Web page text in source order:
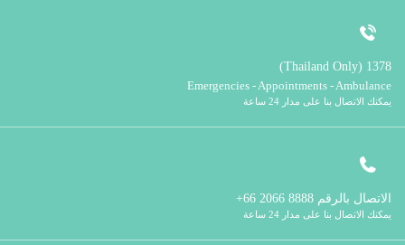
1378 (Thailand Only)
Emergencies - Appointments - Ambulance
يمكنك الاتصال بنا على مدار 24 ساعة
الاتصال بالرقم
يمكنك الاتصال بنا على مدار 24 ساعة